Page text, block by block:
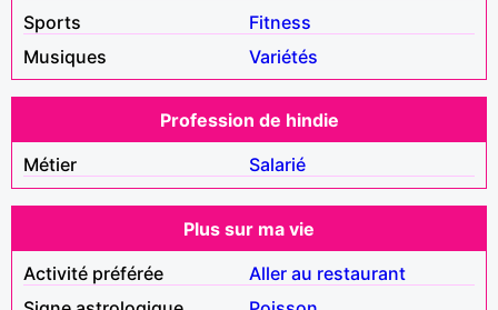
Sports
Fitness
Musiques
Variétés
Profession de hindie
Métier
Salarié
Plus sur ma vie
Activité préférée
Aller au restaurant